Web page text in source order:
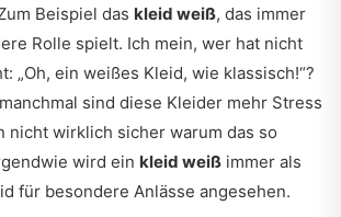
Beispiel das kleid weiß, das immer
Rolle spielt. Ich mein, wer hat nicht
„Oh, ein weißes Kleid, wie klassisch!“?
sind diese Kleider mehr Stress
nicht wirklich sicher warum das so
wird ein kleid weiß immer als
für besondere Anlässe angesehen.